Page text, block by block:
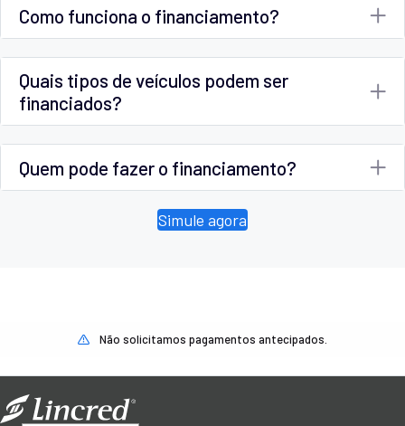
Como funciona o financiamento?
Quais tipos de veículos podem ser
financiados?
Quem pode fazer o financiamento?
Simule agora
Não solicitamos pagamentos antecipados.